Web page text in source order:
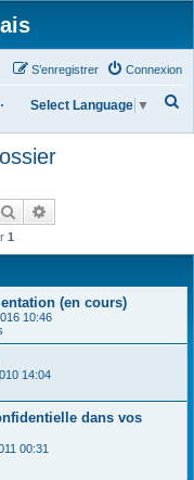
Connexion
S’enregistrer
c
Select Language ▼
Rechercher
1
(en cours)
10:46
14:04
dans vos
00:31